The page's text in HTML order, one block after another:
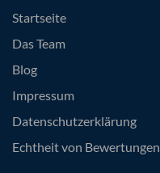
Startseite
Das Team
Blog
Impressum
Datenschutzerklärung
Echtheit von Bewertungen